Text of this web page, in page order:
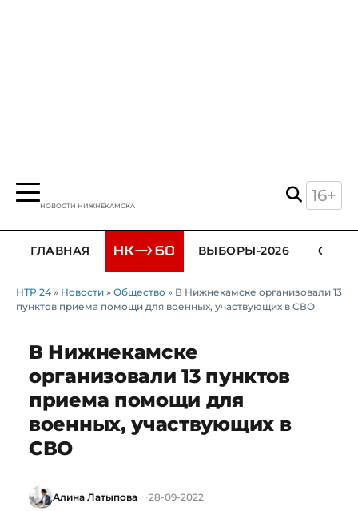
НОВОСТИ НИЖНЕКАМСКА
16+
ГЛАВНАЯ ВЫБОРЫ-2026
НТР 24 » Новости » Общество » В Нижнекамске организовали 13
пунктов приема помощи для военных, участвующих в СВО
В Нижнекамске
организовали 13 пунктов
приема помощи для
военных, участвующих в
СВО
Алина Латыпова 28-09-2022